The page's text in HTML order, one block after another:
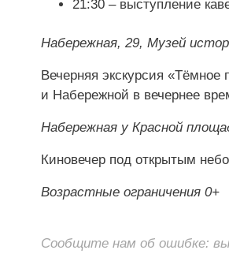
21:30 – выступление
Набережная, 29, Музей
Вечерняя экскурсия
и Набережной в вечернее
Набережная у Красной
Киновечер под открытым
Возрастные ограничения 0+
Сообщите нам об ошибке: